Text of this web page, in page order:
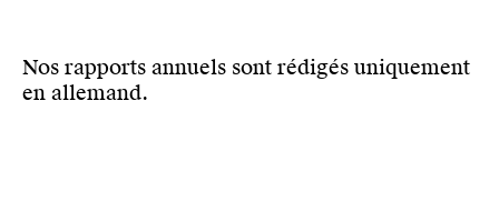
Nos rapports annuels sont rédigés uniquement
en allemand.